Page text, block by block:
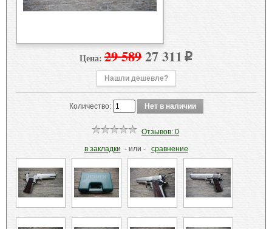
Цена: 29 58927 311 p
Нашли дешевле?
Количество:
Отзывов: 0
в закладки - или - сравнение